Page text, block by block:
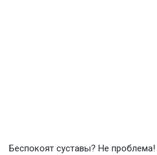
Беспокоят суставы? Не проблема!